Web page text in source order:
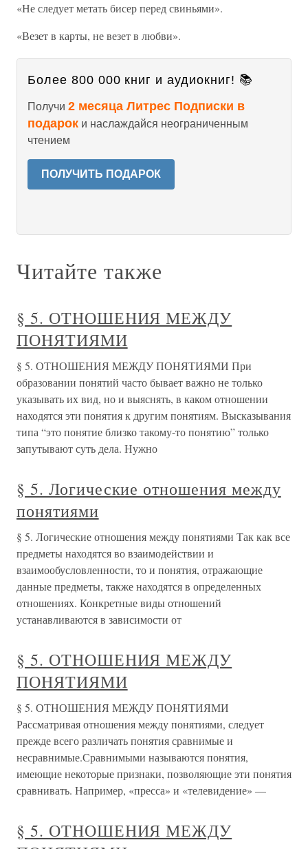
«Не следует метать бисер перед свиньями».
«Везет в карты, не везет в любви».
Более 800 000 книг и аудиокниг! 📚
Получи 2 месяца Литрес Подписки в
подарок и наслаждайся неограниченным
чтением
ПОЛУЧИТЬ ПОДАРОК
Читайте также
§ 5. ОТНОШЕНИЯ МЕЖДУ
ПОНЯТИЯМИ
§ 5. ОТНОШЕНИЯ МЕЖДУ ПОНЯТИЯМИ При
образовании понятий часто бывает важно не только
указывать их вид, но и выяснять, в каком отношении
находятся эти понятия к другим понятиям. Высказывания
типа “это понятие близко такому-то понятию” только
запутывают суть дела. Нужно
§ 5. Логические отношения между
понятиями
§ 5. Логические отношения между понятиями Так как все
предметы находятся во взаимодействии и
взаимообусловленности, то и понятия, отражающие
данные предметы, также находятся в определенных
отношениях. Конкретные виды отношений
устанавливаются в зависимости от
§ 5. ОТНОШЕНИЯ МЕЖДУ
ПОНЯТИЯМИ
§ 5. ОТНОШЕНИЯ МЕЖДУ ПОНЯТИЯМИ
Рассматривая отношения между понятиями, следует
прежде всего различать понятия сравнимые и
несравнимые.Сравнимыми называются понятия,
имеющие некоторые признаки, позволяющие эти понятия
сравнивать. Например, «пресса» и «телевидение» —
§ 5. ОТНОШЕНИЯ МЕЖДУ